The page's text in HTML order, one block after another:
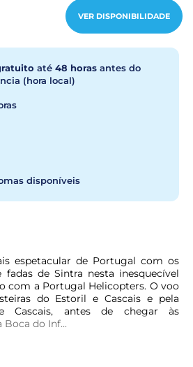
VER DISPONIBILIDADE
até 48 horas antes do
(hora local)
disponíveis
espetacular de Portugal com os
de Sintra nesta inesquecível
com a Portugal Helicopters. O voo
do Estoril e Cascais e pela
Cascais, antes de chegar às
Boca do Inf...